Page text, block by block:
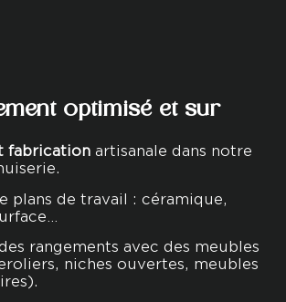
optimisé et sur
fabrication artisanale dans notre
plans de travail : céramique,
rangements avec des meubles
niches ouvertes, meubles